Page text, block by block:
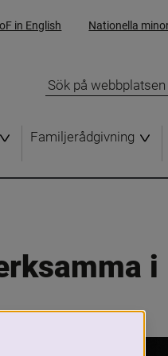
in English Nationella
Familjerådgivning
i